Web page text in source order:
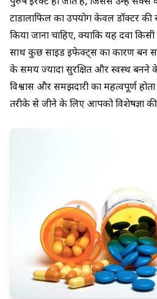
टाडालाफिल का उपयोग केवल डॉक्टर
किया जाना चाहिए, क्योंकि यह दवा
साथ कुछ साइड इफेक्ट्स का कारण बन
के समय ज्यादा सुरक्षित और स्वस्थ
विश्वास और समझदारी का महत्वपूर्ण
तरीके से जीने के लिए आपको विशेषज्ञों